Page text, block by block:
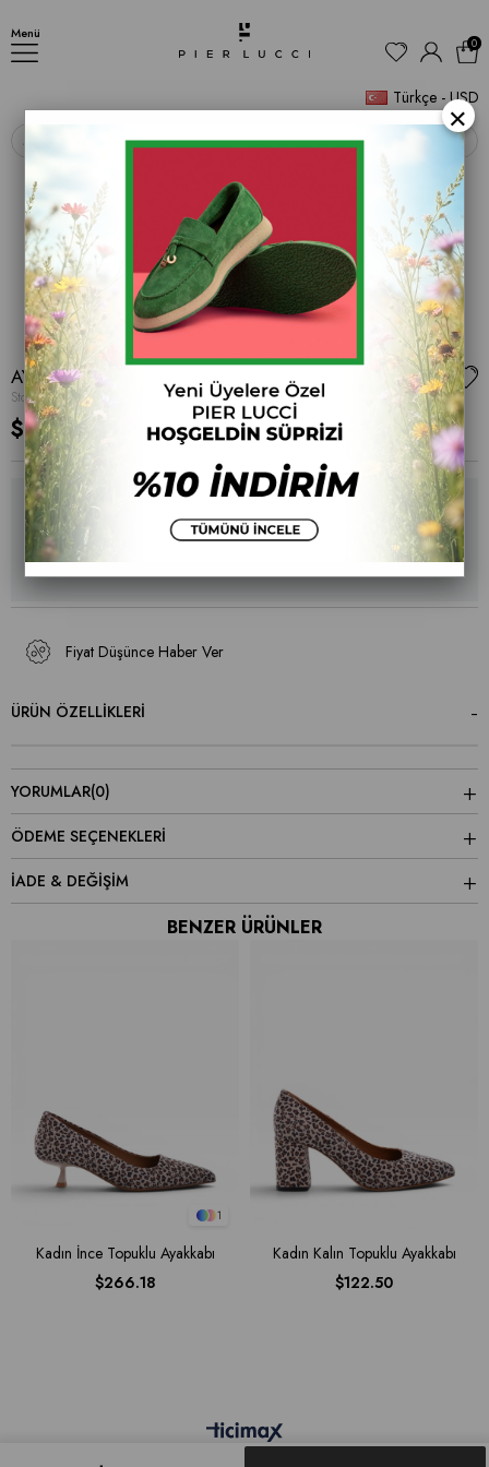
Menü
Türkçe - USD
0
‹ ›
AYAKKABI
Stok Kodu (PL 001 20-178)
$31.63
Fiyat Düşünce Haber Ver
ÜRÜN ÖZELLIKLERI
YORUMLAR(0)
ÖDEME SEÇENEKLERI
İADE & DEĞİŞİM
BENZER ÜRÜNLER
1
Kadın İnce Topuklu Ayakkabı
$266.18
Kadın Kalın Topuklu Ayakkabı
$122.50
×